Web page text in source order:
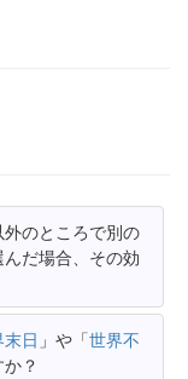
外のところで別の
だ場合、その効
日 」や「世界不
？